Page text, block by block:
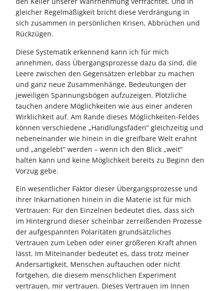
gleicher Regelmäßigkeit bricht diese Verdrängung in
sich zusammen in persönlichen Krisen, Abbrüchen und
Rückzügen.
Diese Systematik erkennend kann ich für mich
annehmen, dass Übergangsprozesse dazu da sind, die
Leere zwischen den Gegensätzen erlebbar zu machen
und ganz neue Zusammenhänge, Bedeutungen der
jeweiligen Spannungsbögen aufzuzeigen. Plötzliche
tauchen andere Möglichkeiten wie aus einer anderen
Wirklichkeit auf. Am Rande dieses Möglichkeiten-Feldes
können verschiedene „Handlungsfäden“ gleichzeitig und
nebeneinander wie hinein in die greifbare Welt erahnt
und „angelebt“ werden – wenn ich den Blick „weit“
halten kann und keine Möglichkeit bereits zu Beginn den
Vorzug gebe.
Ein wesentlicher Faktor dieser Übergangsprozesse und
ihrer Inkarnationen hinein in die Materie ist für mich
Vertrauen: Für den Einzelnen bedeutet dies, dass sich
im Hintergrund dieser scheinbar zerreißenden Prozesse
der aufgespannten Polaritäten grundsätzliches
Vertrauen zum Leben oder einer größeren Kraft ahnen
lässt. Im Miteinander bedeutet es, dass trotz meiner
Andersartigkeit, Menschen auftauchen oder nicht
fortgehen, die diesem menschlichen Experiment
vertrauen, mir vertrauen. Dieses Vertrauen im Innen